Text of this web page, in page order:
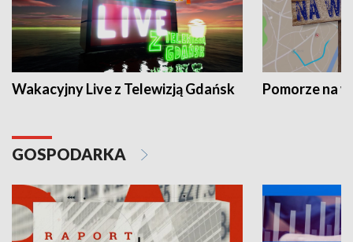
Wakacyjny Live z Telewizją Gdańsk Pomorze na
GOSPODARKA